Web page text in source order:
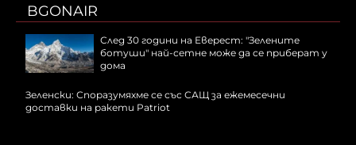
BGONAIR
След 30 години на Еверест: "Зелените
ботуши" най-сетне може да се приберат у
дома
Зеленски: Споразумяхме се със САЩ за ежемесечни
доставки на ракети Patriot